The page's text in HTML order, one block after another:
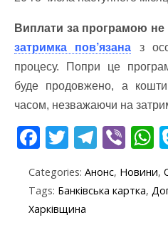
Виплати за програмою не
затримка пов’язана з
процесу. Попри це
буде продовжено, а
часом, незважаючи на
F
e
b
T
itt
er
T
e
Vi
er
s
Categories: Анонс, Новини,
Tags: Банківська картка,
Харківщина